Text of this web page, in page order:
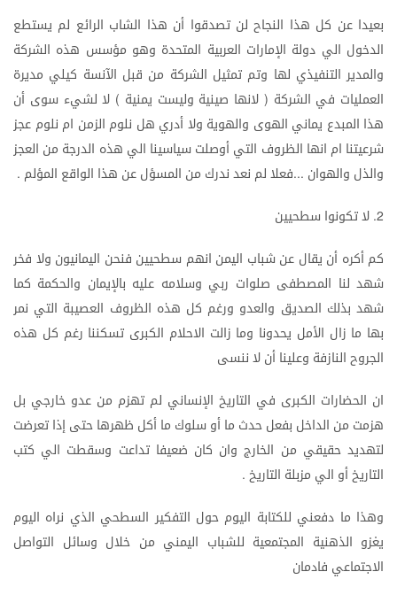
بعيدا عن كل هذا النجاح لن تصدقوا أن هذا الشاب الرائع لم يستطع
الدخول الي دولة الإمارات العربية المتحدة وهو مؤسس هذه الشركة
والمدير التنفيذي لها وتم تمثيل الشركة من قبل الآنسة كيلي مديرة
العمليات في الشركة ( لانها صينية وليست يمنية ) لا لشيء سوى أن
هذا المبدع يماني الهوى والهوية ولاأدري هل نلوم الزمن ام نلوم عجز
شرعيتنا ام انها الظروف التيأوصلت سياسينا الي هذه الدرجة من العجز
والذل والهوان ...فعلالم نعدندرك من المسؤلعن هذا الواقع المؤلم .
2. لاتكونوا سطحيين
كم أكره أن يقال عن شباب اليمن انهم سطحيين فنحن اليمانيون ولا فخر
شهد لنا المصطفى صلوات ربي وسلامه عليه بالإيمان والحكمة كما
شهد بذلك الصديق والعدو ورغم كل هذه الظروف العصيبة التي نمر
بها ما زال الأمل يحدونا وما زالت الاحلام الكبرى تسكننا رغم كل هذه
الجروحالنازفة وعليناأنلاننسى
ان الحضارات الكبرى في التاريخ الإنساني لم تهزم من عدو خارجي بل
هزمت من الداخل بفعلحدث ماأو سلوك ماأكل ظهرهاحتى إذاتعرضت
لتهديد حقيقي من الخارج وان كان ضعيفا تداعت وسقطت الي كتب
التاريخأو الي مزبلة التاريخ .
وهذا ما دفعني للكتابة اليوم حول التفكير السطحي الذي نراه اليوم
يغزو الذهنية المجتمعية للشباب اليمني من خلال وسائل التواصل
الاجتماعي فادمان